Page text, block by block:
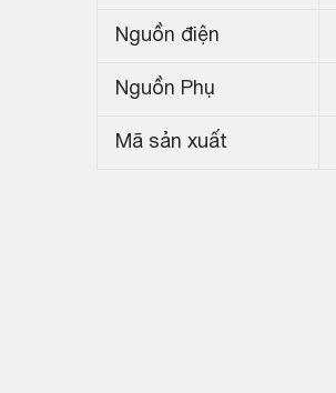
Nguồn điện
Nguồn Phụ
Mã sản xuất